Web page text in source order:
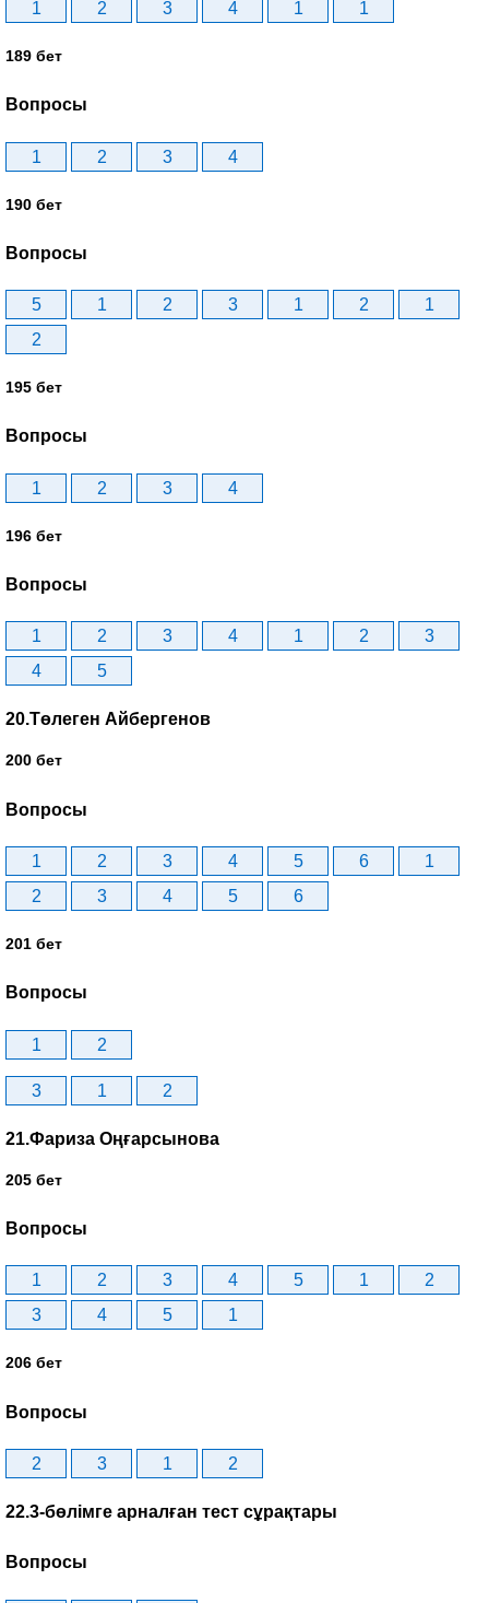
1 2 3 4 1 1
189 бет
Вопросы
1 2 3 4
190 бет
Вопросы
5 1 2 3 1 2
1
2
195 бет
Вопросы
1 2 3 4
196 бет
Вопросы
1 2 3 4 1 2
3
4
5
20.Төлеген Айбергенов
200 бет
Вопросы
1 2 3 4 5 6
1
2
3 4 5 6
201 бет
Вопросы
1 2
3 1 2
21.Фариза Оңғарсынова
205 бет
Вопросы
1 2 3 4 5 1
2
3
4 5 1
206 бет
Вопросы
2 3 1 2
22.3-бөлімге арналған тест сұрақтары
Вопросы